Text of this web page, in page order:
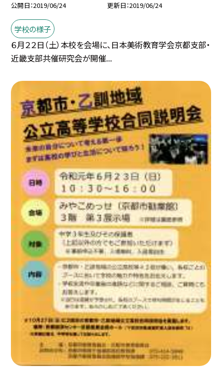
公開日 2019/06/24 更新日 2019/06/24
学校の様子
６月２２日（土）本校を会場に、日本美術教育学会京都支部・
近畿支部共催研究会が開催...